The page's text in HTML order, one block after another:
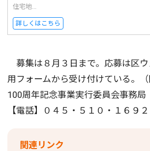
住宅地...
詳しくはこちら
募集は８月３日まで。応募は区
用フォームから受け付けている。
100周年記念事業実行委員会事務局
【電話】０４５・５１０・１６９２
関連リンク